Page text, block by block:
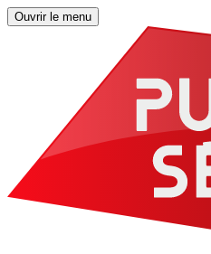
Ouvrir le menu